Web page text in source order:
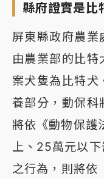
縣府證實是比
屏東縣政府農業
由農業部的比
案犬隻為比特犬
養部分，動保科
將依《動物保護
上、25萬元以
之行為，則將依